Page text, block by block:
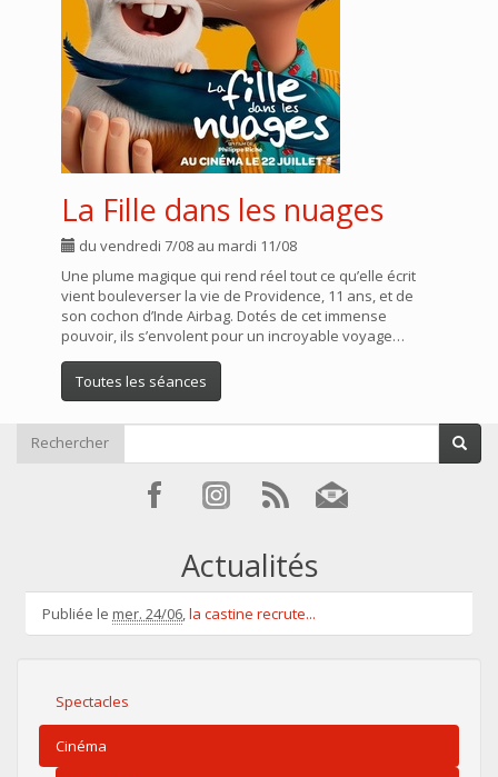
La Fille dans les nuages
du vendredi 7/08 au mardi 11/08
Une plume magique qui rend réel tout ce qu’elle écrit
vient bouleverser la vie de Providence, 11 ans, et de
son cochon d’Inde Airbag. Dotés de cet immense
pouvoir, ils s’envolent pour un incroyable voyage…
Toutes les séances
Rechercher
Actualités
Publiée le mer. 24/06,la castine recrute...
Spectacles
Cinéma